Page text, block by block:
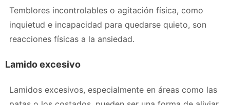
Temblores incontrolables o agitación física, como
inquietud e incapacidad para quedarse quieto, son
reacciones físicas a la ansiedad.
Lamido excesivo
Lamidos excesivos, especialmente en áreas como las